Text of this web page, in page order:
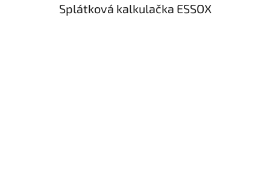
Splátková kalkulačka ESSOX